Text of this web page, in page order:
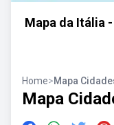
Mapa da Itália
Home>Mapa
Mapa